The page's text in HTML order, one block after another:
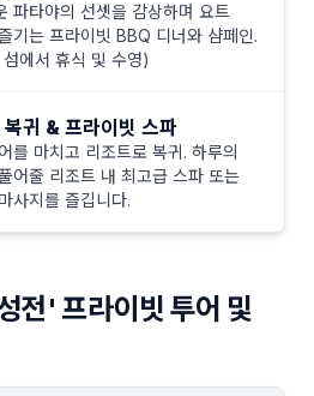
파타야의 선셋을 감상하며 요트
기는 프라이빗 BBQ 디너와 샴페인.
에서 휴식 및 수영)
복귀 & 프라이빗 스파
를 마치고 리조트로 복귀. 하루의
어줄 리조트 내 최고급 스파 또는
사지를 즐깁니다.
전' 프라이빗 투어 및